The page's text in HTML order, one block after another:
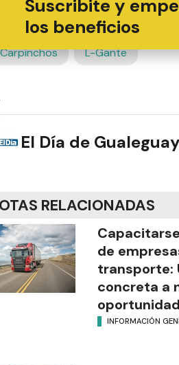
Suscribite y
los beneficios
Carpinchos L-Gante
El Día de
RELACIONADAS
de
transporte:
concreta a
INFORMACIÓN